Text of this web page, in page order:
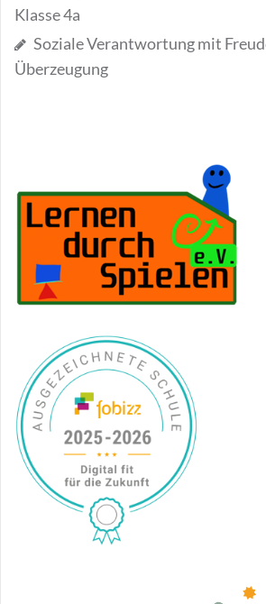
Klasse 4a
Soziale Verantwortung mit
Überzeugung